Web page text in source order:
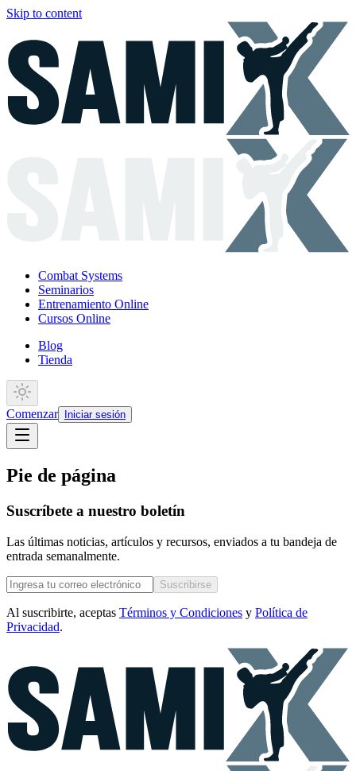
Skip to content
Combat Systems
Seminarios
Entrenamiento Online
Cursos Online
Blog
Tienda
Comenzar Iniciar sesión
Pie de página
Suscríbete a nuestro boletín
Las últimas noticias, artículos y recursos, enviados a tu bandeja de
entrada semanalmente.
Suscribirse
Al suscribirte, aceptas Términos y Condiciones y Política de
Privacidad.